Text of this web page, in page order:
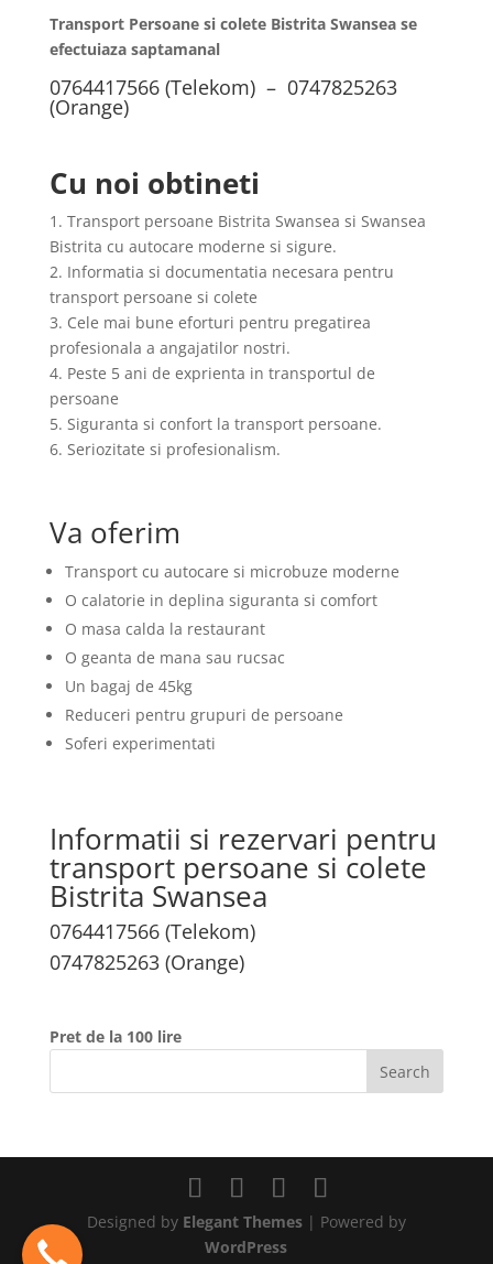
Transport Persoane si colete Bistrita Swansea se
efectuiaza saptamanal
0764417566 (Telekom) – 0747825263
(Orange)
Cu noi obtineti
1. Transport persoane Bistrita Swansea si Swansea
Bistrita cu autocare moderne si sigure.
2. Informatia si documentatia necesara pentru
transport persoane si colete
3. Cele mai bune eforturi pentru pregatirea
profesionala a angajatilor nostri.
4. Peste 5 ani de exprienta in transportul de
persoane
5. Siguranta si confort la transport persoane.
6. Seriozitate si profesionalism.
Va oferim
Transport cu autocare si microbuze moderne
O calatorie in deplina siguranta si comfort
O masa calda la restaurant
O geanta de mana sau rucsac
Un bagaj de 45kg
Reduceri pentru grupuri de persoane
Soferi experimentati
Informatii si rezervari pentru
transport persoane si colete
Bistrita Swansea
0764417566 (Telekom)
0747825263 (Orange)
Pret de la 100 lire
Designed by Elegant Themes| Powered by
WordPress